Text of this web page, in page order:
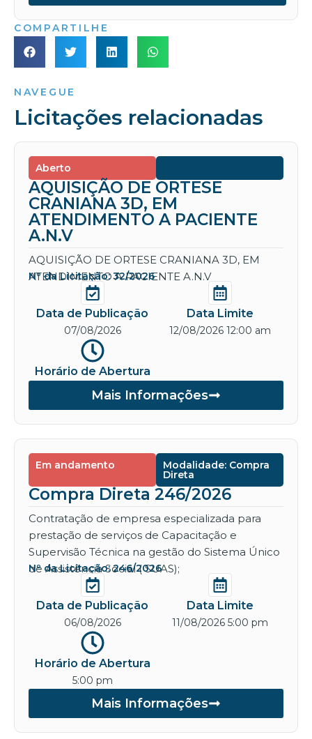
COMPARTILHE
NAVEGUE
Licitações relacionadas
Aberto
AQUISIÇÃO DE ORTESE
CRANIANA 3D, EM
ATENDIMENTO A PACIENTE
A.N.V
AQUISIÇÃO DE ORTESE CRANIANA 3D, EM
ATENDIMENTO A PACIENTE A.N.V
Nº da Licitação: 32/2026
Data de Publicação
07/08/2026
Data Limite
12/08/2026 12:00 am
Horário de Abertura
Mais Informações
Em andamento Modalidade: Compra
Direta
Compra Direta 246/2026
Contratação de empresa especializada para
prestação de serviços de Capacitação e
Supervisão Técnica na gestão do Sistema Único
de Assistência Social ( SUAS);
Nº da Licitação: 246/2026
Data de Publicação
06/08/2026
Data Limite
11/08/2026 5:00 pm
Horário de Abertura
5:00 pm
Mais Informações